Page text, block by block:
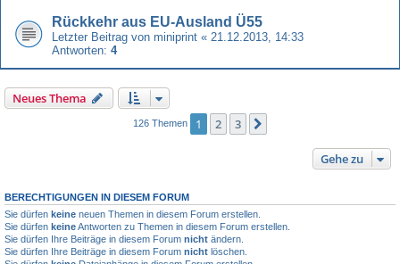
Rückkehr aus EU-Ausland Ü55
Letzter Beitrag von miniprint « 21.12.2013, 14:33
Antworten: 4
Neues Thema
126 Themen 1 2 3
Gehe zu
BERECHTIGUNGEN IN DIESEM FORUM
Sie dürfen keine neuen Themen in diesem Forum erstellen.
Sie dürfen keineAntworten zu Themen in diesem Forum erstellen.
Sie dürfen Ihre Beiträge in diesem Forum nicht ändern.
Sie dürfen Ihre Beiträge in diesem Forum nicht löschen.